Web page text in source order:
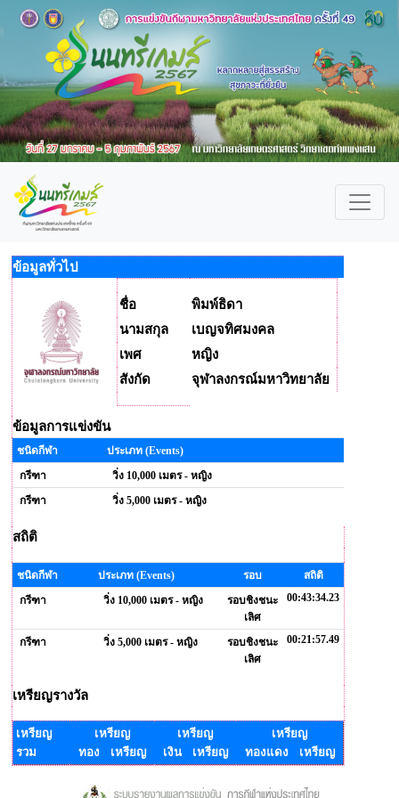
ข้อมูลทั่วไป
ชื่อ
พิมพ์ธิดา
นามสกุล
เบญจทิศมงคล
เพศ
หญิง
สังกัด
จุฬาลงกรณ์มหาวิทยาลัย
ข้อมูลการแข่งขัน
ชนิดกีฬา
ประเภท (Events)
กรีฑา
วิ่ง 10,000 เมตร - หญิง
กรีฑา
วิ่ง 5,000 เมตร - หญิง
สถิติ
ชนิดกีฬา ประเภท (Events) รอบ
สถิติ
กรีฑา
วิ่ง 10,000 เมตร - หญิง
รอบชิงชนะ
เลิศ
00:43:34.23
กรีฑา วิ่ง 5,000 เมตร - หญิง
รอบชิงชนะ
เลิศ
00:21:57.49
เหรียญรางวัล
เหรียญ
รวม
เหรียญ
ทอง เหรียญ
เหรียญ
เงิน เหรียญ
เหรียญ
ทองแดง เหรียญ